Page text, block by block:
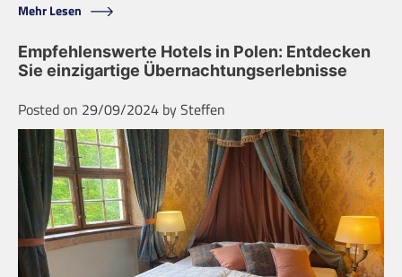
Mehr Lesen
Empfehlenswerte Hotels in Polen: Entdecken
Sie einzigartige Übernachtungserlebnisse
Posted on 29/09/2024 bySteffen